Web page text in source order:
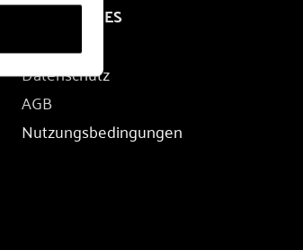
RECHTLICHES
Impressum
Datenschutz
AGB
Nutzungsbedingungen